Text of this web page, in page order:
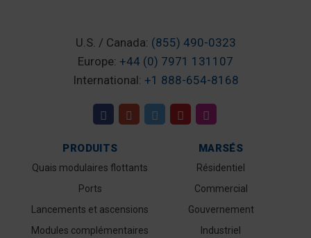
U.S. / Canada: (855) 490-0323
Europe: +44 (0) 7971 131107
International: +1 888-654-8168
PRODUITS
Quais modulaires flottants
Ports
Lancements et ascensions
Modules complémentaires
MARSÉS
Résidentiel
Commercial
Gouvernement
Industriel